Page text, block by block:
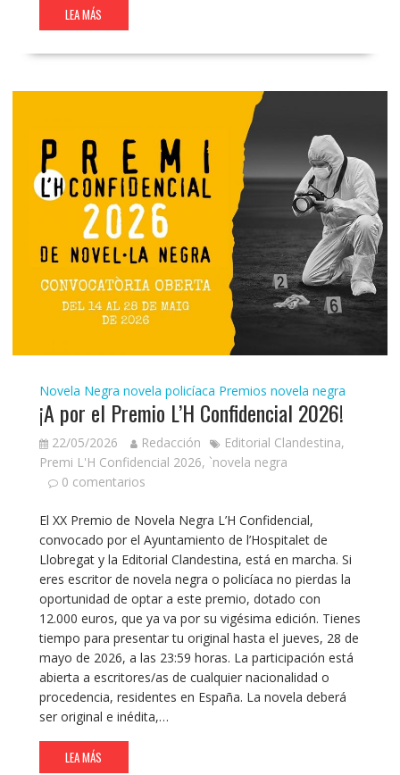
LEA MÁS
Novela Negra novela policíaca Premios novela negra
¡A por el Premio L’H Confidencial 2026!
22/05/2026 Redacción Editorial Clandestina,
Premi L'H Confidencial 2026, `novela negra
0 comentarios
El XX Premio de Novela Negra L’H Confidencial,
convocado por el Ayuntamiento de l’Hospitalet de
Llobregat y la Editorial Clandestina, está en marcha. Si
eres escritor de novela negra o policíaca no pierdas la
oportunidad de optar a este premio, dotado con
12.000 euros, que ya va por su vigésima edición. Tienes
tiempo para presentar tu original hasta el jueves, 28 de
mayo de 2026, a las 23:59 horas. La participación está
abierta a escritores/as de cualquier nacionalidad o
procedencia, residentes en España. La novela deberá
ser original e inédita,…
LEA MÁS